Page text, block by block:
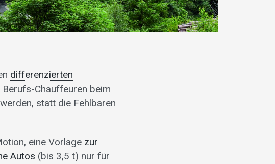
differenzierten
Chauffeuren beim
statt die Fehlbaren
eine Vorlage zur
Autos (bis 3,5 t) nur für